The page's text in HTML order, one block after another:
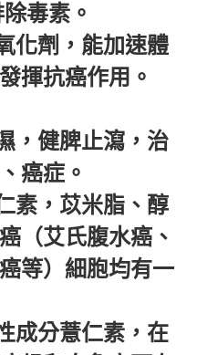
毒素。
化劑，能加速體
揮抗癌作用。
，健脾止瀉，治
癌症。
素，苡米脂、醇
（艾氏腹水癌、
等）細胞均有一
成分薏仁素，在